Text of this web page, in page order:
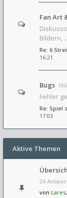
Fan Art
Bildern,
Re: 6
16:21
Bugs
Fehler
Re: Spiel
17:03
Aktive Themen
24
von Lares